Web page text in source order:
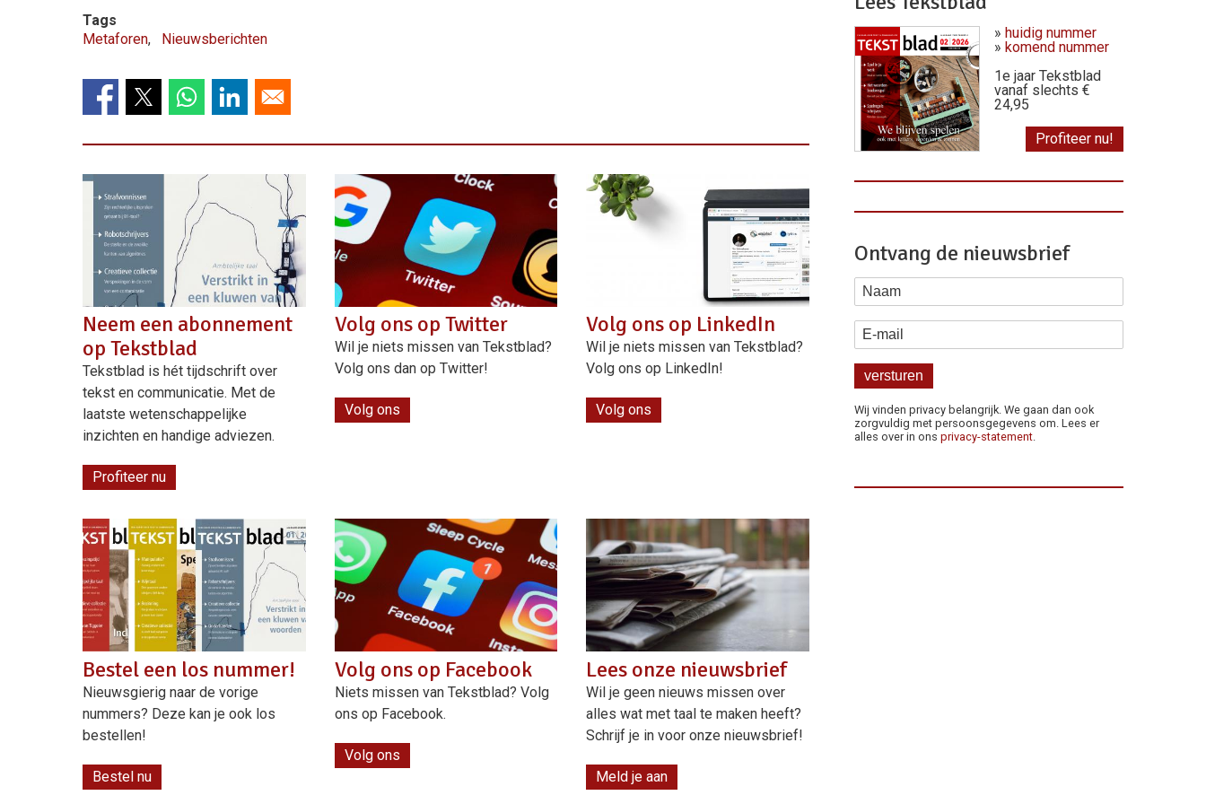
Tags
Metaforen
Nieuwsberichten
Neem een abonnement
op Tekstblad
Tekstblad is hét tijdschrift over
tekst en communicatie. Met de
laatste wetenschappelijke
inzichten en handige adviezen.
Profiteer nu
Volg ons op Twitter
Wil je niets missen van Tekstblad?
Volg ons dan op Twitter!
Volg ons
Volg ons op LinkedIn
Wil je niets missen van Tekstblad?
Volg ons op LinkedIn!
Volg ons
Bestel een los nummer!
Nieuwsgierig naar de vorige
nummers? Deze kan je ook los
bestellen!
Bestel nu
Volg ons op Facebook
Niets missen van Tekstblad? Volg
ons op Facebook.
Volg ons
Lees onze nieuwsbrief
Wil je geen nieuws missen over
alles wat met taal te maken heeft?
Schrijf je in voor onze nieuwsbrief!
Meld je aan
» huidig nummer
» komend nummer
1e jaar Tekstblad
vanaf slechts €
24,95
Profiteer nu!
Ontvang de nieuwsbrief
Naam
E-mail
Wij vinden privacy belangrijk. We gaan dan ook
zorgvuldig met persoonsgegevens om. Lees er
alles over in ons privacy-statement